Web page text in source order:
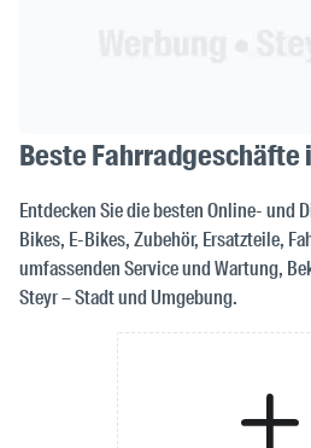
Beste Fahrradgeschäfte
Entdecken Sie die besten Online- und
Bikes, E-Bikes, Zubehör, Ersatzteile,
umfassenden Service und Wartung,
Steyr – Stadt und Umgebung.